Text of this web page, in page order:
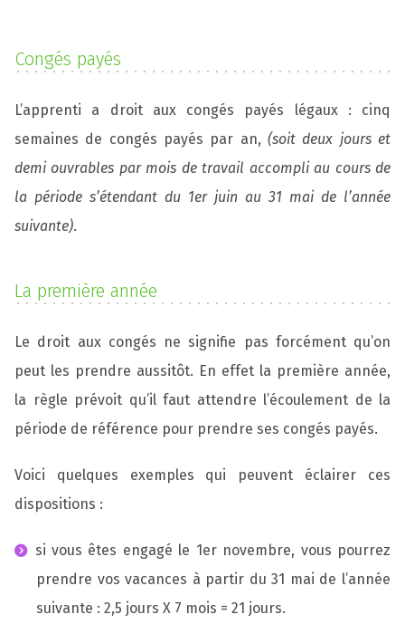
Congés payés
L’apprenti a droit aux congés payés légaux : cinq
semaines de congés payés par an, (soit deux jours et
demi ouvrables par mois de travail accompli au cours de
la période s’étendant du 1er juin au 31 mai de l’année
suivante).
La première année
Le droit aux congés ne signifie pas forcément qu’on
peut les prendre aussitôt. En effet la première année,
la règle prévoit qu’il faut attendre l’écoulement de la
période de référence pour prendre ses congés payés.
Voici quelques exemples qui peuvent éclairer ces
dispositions :
si vous êtes engagé le 1er novembre, vous pourrez
prendre vos vacances à partir du 31 mai de l’année
suivante : 2,5 jours X 7 mois = 21 jours.